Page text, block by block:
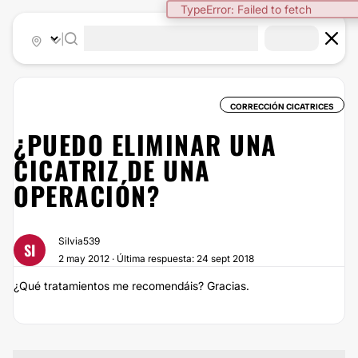
CORRECCIÓN CICATRICES
¿PUEDO ELIMINAR UNA
CICATRIZ DE UNA
OPERACIÓN?
SI
Silvia539
2 may 2012 · Última respuesta: 24 sept 2018
¿Qué tratamientos me recomendáis? Gracias.